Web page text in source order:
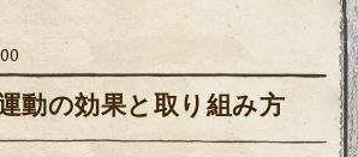
動の効果と取り組み方